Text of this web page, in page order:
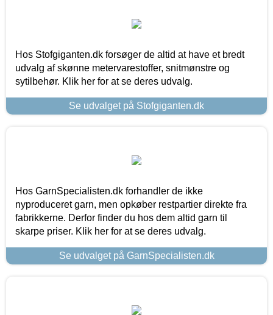
Hos Stofgiganten.dk forsøger de altid at have et bredt
udvalg af skønne metervarestoffer, snitmønstre og
sytilbehør. Klik her for at se deres udvalg.
Se udvalget på Stofgiganten.dk
Hos GarnSpecialisten.dk forhandler de ikke
nyproduceret garn, men opkøber restpartier direkte fra
fabrikkerne. Derfor finder du hos dem altid garn til
skarpe priser. Klik her for at se deres udvalg.
Se udvalget på GarnSpecialisten.dk